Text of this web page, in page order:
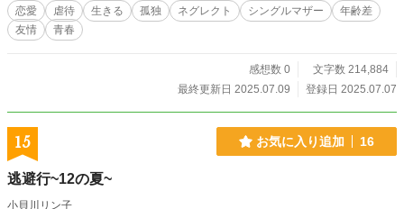
恋愛 虐待 生きる 孤独 ネグレクト シングルマザー
年齢差
友情
青春
感想数 0
文字数 214,884
最終更新日 2025.07.09
登録日 2025.07.07
15 お気に入り追加 16
逃避行~12の夏~
小貝川リン子